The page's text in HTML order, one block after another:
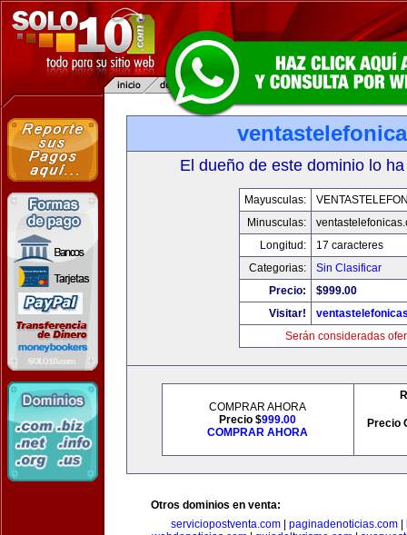
El dueño de este dominio lo
Mayusculas:
Minusculas:
Longitud:
17 caracteres
Categorias:
Sin Clasificar
Precio:
$999.00
Visitar!
Serán consideradas
COMPRAR AHORA
Precio $999.00
COMPRAR AHORA
Precio
Otros dominios en venta:
serviciopostventa.com
paginadenoticias.com